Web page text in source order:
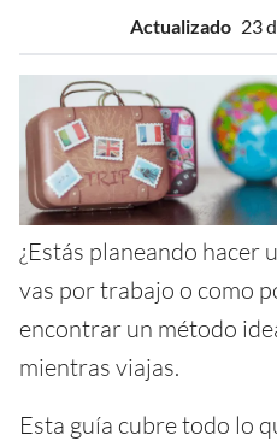
Actualizado 23
¿Estás planeando hacer
vas por trabajo o como
encontrar un método
mientras viajas.
Esta guía cubre todo lo